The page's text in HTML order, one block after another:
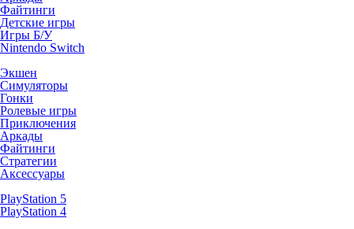
Файтинги
Детские игры
Игры Б/У
Nintendo Switch
Экшен
Симуляторы
Гонки
Ролевые игры
Приключения
Аркады
Файтинги
Стратегии
Аксессуары
PlayStation 5
PlayStation 4